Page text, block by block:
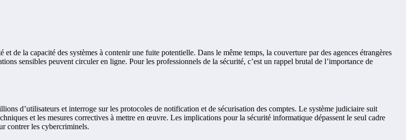
et de la capacité des systèmes à contenir une fuite potentielle. Dans le même temps, la couverture par des agences étrangères
sensibles peuvent circuler en ligne. Pour les professionnels de la sécurité, c’est un rappel brutal de l’importance de
d’utilisateurs et interroge sur les protocoles de notification et de sécurisation des comptes. Le système judiciaire suit
et les mesures correctives à mettre en œuvre. Les implications pour la sécurité informatique dépassent le seul cadre
contrer les cybercriminels.